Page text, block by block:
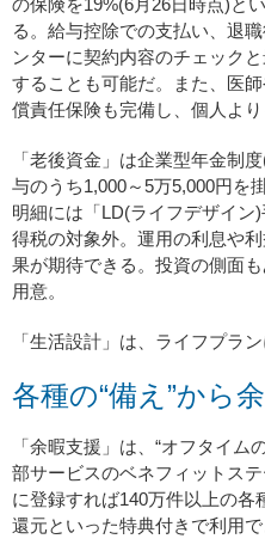
の保険を19%(6月26日時点)と
る。給与控除での支払い、退
ンターに契約内容のチェック
することも可能だ。また、医
償責任保険も完備し、個人より
「老後資金」は企業型年金制
与のうち1,000～5万5,000円を
明細には「LD(ライフデザイ
得税の対象外。運用の利息や
果が期待できる。投資の側面
用意。
「生活設計」は、ライフプラ
各種の“備え”から
「余暇支援」は、“オフタイム
部サービスのベネフィットス
に登録すれば140万件以上の各
還元といった特典付きで利用で